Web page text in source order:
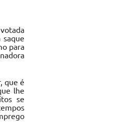
para
que é
lhe
se